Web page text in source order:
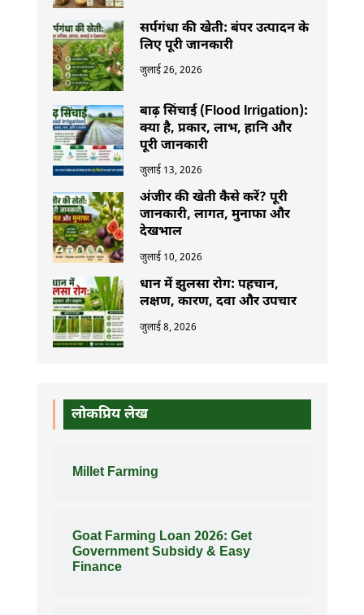
सर्पगंधा की खेती: बंपर उत्पादन के
लिए पूरी जानकारी
जुलाई 26, 2026
बाढ़ सिंचाई (Flood Irrigation):
क्या है, प्रकार, लाभ, हानि और
पूरी जानकारी
जुलाई 13, 2026
अंजीर की खेती कैसे करें? पूरी
जानकारी, लागत, मुनाफा और
देखभाल
जुलाई 10, 2026
धान में झुलसा रोग: पहचान,
लक्षण, कारण, दवा और उपचार
जुलाई 8, 2026
लोकप्रिय लेख
Millet Farming
Goat Farming Loan 2026: Get
Government Subsidy & Easy
Finance